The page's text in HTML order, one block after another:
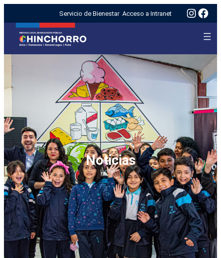
Servicio de Bienestar Acceso a Intranet
Noticias